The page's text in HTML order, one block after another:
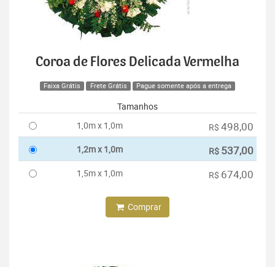
Coroa de Flores Delicada Vermelha
Faixa Grátis Frete Grátis Pague somente após a entrega
Tamanhos
1,0m x 1,0m
R$ 498,00
1,2m x 1,0m R$ 537,00
1,5m x 1,0m R$ 674,00
Comprar